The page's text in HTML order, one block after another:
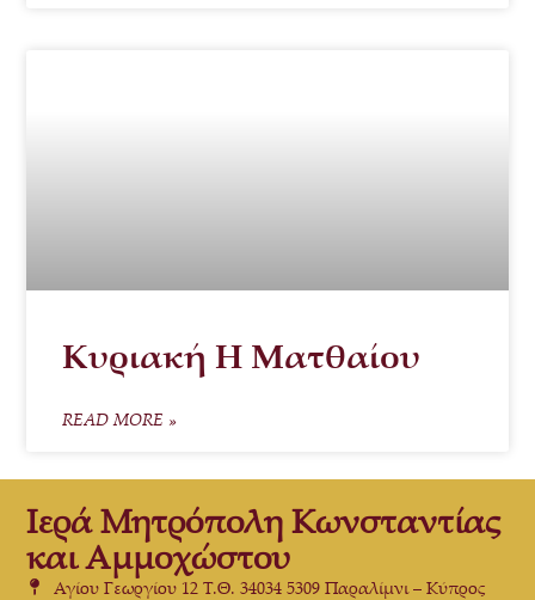
Κυριακή Η Ματθαίου
READ MORE »
Ιερά Μητρόπολη Κωνσταντίας
και Αμμοχώστου
Αγίου Γεωργίου 12 Τ.Θ. 34034 5309 Παραλίμνι – Κύπρος